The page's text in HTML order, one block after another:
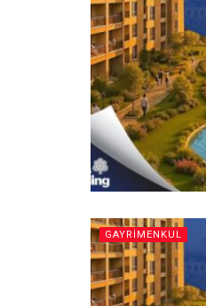
GAYRIMENKUL